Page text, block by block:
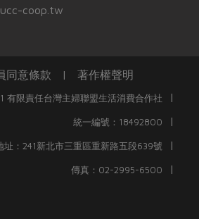
coop.tw
同意條款 | 著作權聲明
有限責任台灣主婦聯盟生活消費合作社 |
統一編號：18492800 |
址：241新北市三重區重新路五段639號 |
傳真：02-2995-6500 |